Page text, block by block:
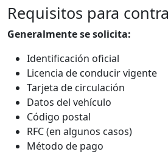
Requisitos para
Generalmente se solicita:
Identificación oficial
Licencia de conducir vigente
Tarjeta de circulación
Datos del vehículo
Código postal
RFC (en algunos casos)
Método de pago